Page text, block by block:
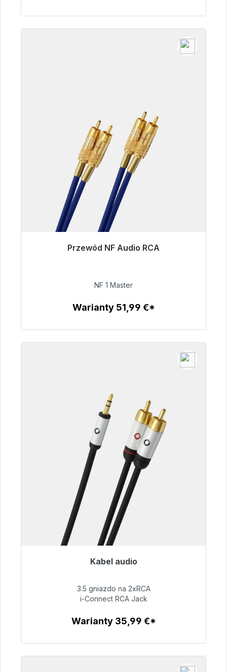
Przewód NF Audio RCA
Gotowy do natychmiastowej wysyłki, czas
99,00 €
NF 1 Master
Warianty 51,99 €*
Kabel audio
Gotowy do natychmiastowej wysyłki, czas
51,99 €
3.5 gniazdo na 2xRCA
i-Connect RCA Jack
Warianty 35,99 €*